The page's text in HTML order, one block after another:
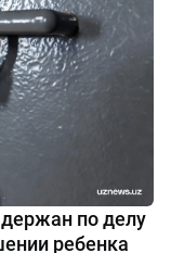
по делу
ребенка